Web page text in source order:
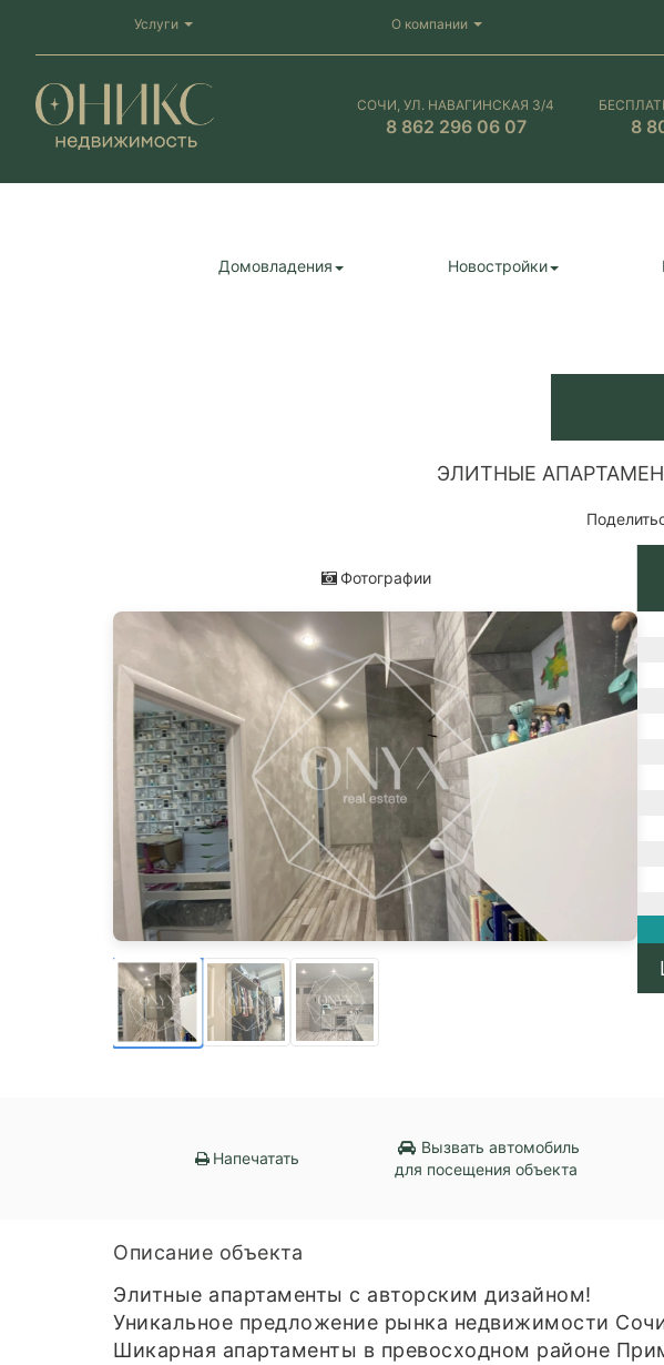
Услуги О компании
СОЧИ, УЛ. НАВАГИНСКАЯ 3/4
8 862 296 06 07 8
Домовладения Новостройки
ЭЛИТНЫЕ
Фотографии
Напечатать
Вызвать автомобиль
для посещения объекта
Описание объекта
Элитные апартаменты с авторским дизайном!
Уникальное предложение рынка недвижимости
Шикарная апартаменты в превосходном районе